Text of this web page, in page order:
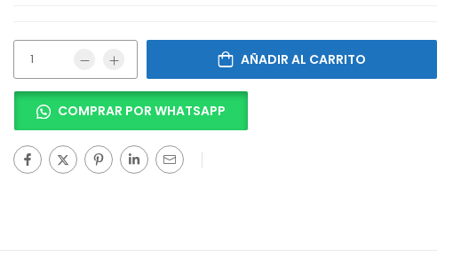
AÑADIR AL CARRITO
COMPRAR POR WHATSAPP